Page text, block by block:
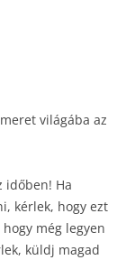
világába az
időben! Ha
kérlek, hogy ezt
még legyen
küldj magad